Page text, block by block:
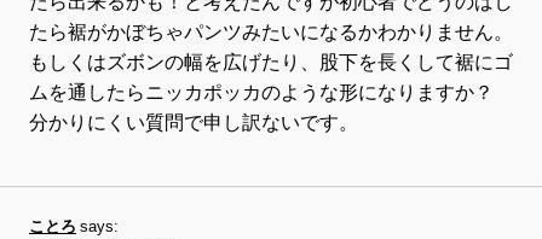
たら裾がかぼちゃパンツみたいになるかわかりません。
もしくはズボンの幅を広げたり、股下を長くして裾にゴ
ムを通したらニッカポッカのような形になりますか？
分かりにくい質問で申し訳ないです。
ことろ says: